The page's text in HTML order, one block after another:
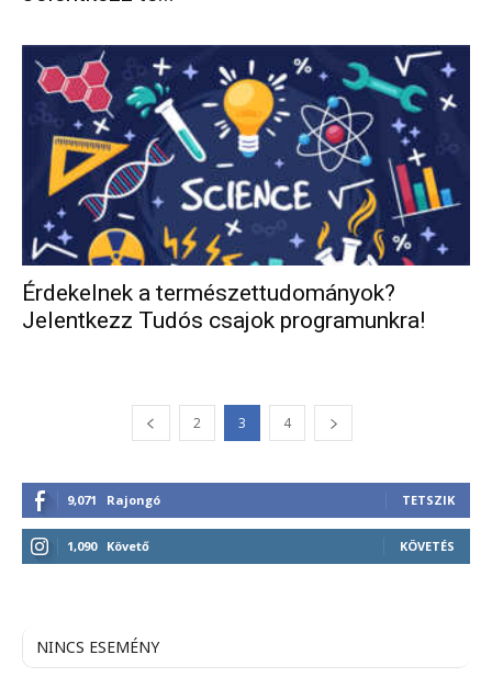
Érdekelnek a természettudományok?
Jelentkezz Tudós csajok programunkra!
2 3 4
9,071 Rajongó TETSZIK
1,090 Követő KÖVETÉS
NINCS ESEMÉNY